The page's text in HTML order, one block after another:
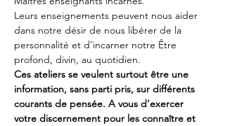
Leurs enseignements peuvent nous aider
dans notre désir de nous libérer de la
personnalité et d’incarner notre Être
profond, divin, au quotidien.
Ces ateliers se veulent surtout être une
information, sans parti pris, sur différents
courants de pensée. A vous d’exercer
votre discernement pour les connaître et